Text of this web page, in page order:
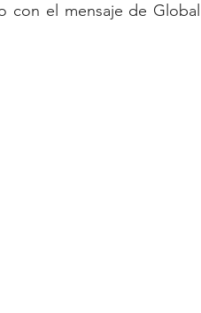
el mensaje de Global